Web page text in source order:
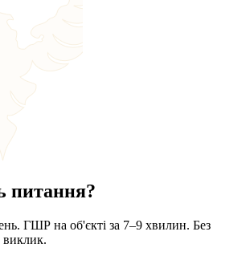
питання?
ГШР на об'єкті за 7–9 хвилин. Без
виклик.